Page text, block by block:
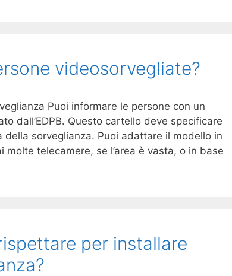
videosorvegliate?
Puoi informare le persone con un
dall’EDPB. Questo cartello deve specificare
sorveglianza. Puoi adattare il modello in
telecamere, se l’area è vasta, o in base
per installare